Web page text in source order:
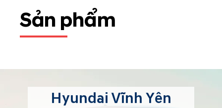
Sản phẩm
Hyundai Vĩnh Yên